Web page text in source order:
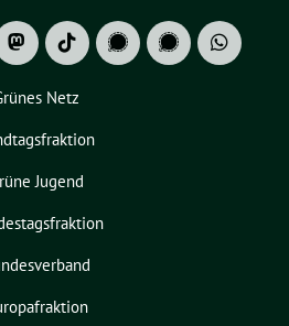
Netz
Jugend